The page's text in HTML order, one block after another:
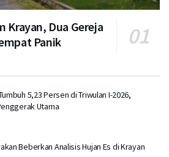
Krayan, Dua Gereja
Panik
5,23 Persen di Triwulan I-2026,
Utama
Beberkan Analisis Hujan Es di Krayan